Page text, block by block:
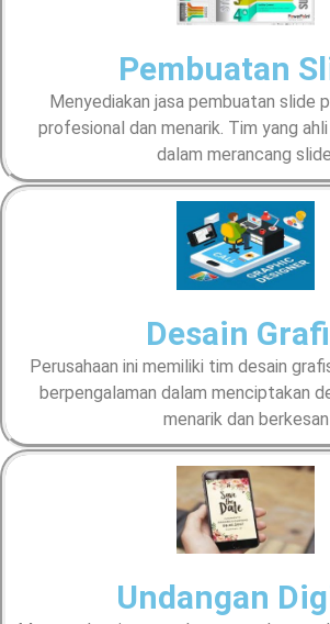
Pembuatan
Menyediakan jasa pembuatan slide
profesional dan menarik. Tim yang
dalam merancang
Desain
Perusahaan ini memiliki tim desain
berpengalaman dalam menciptakan
menarik dan berkesan
Undangan